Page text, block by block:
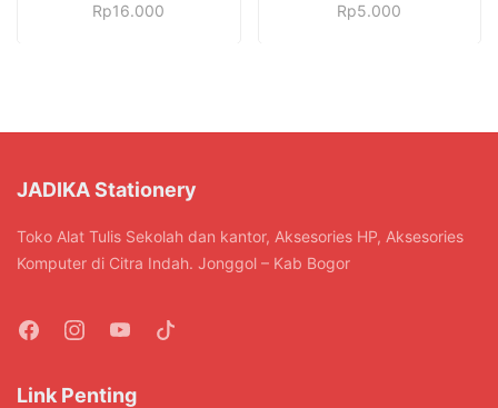
Rp16.000 Rp5.000
JADIKA Stationery
Toko Alat Tulis Sekolah dan kantor, Aksesories HP, Aksesories
Komputer di Citra Indah. Jonggol – Kab Bogor
Link Penting